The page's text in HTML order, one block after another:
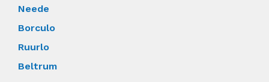
Neede
Borculo
Ruurlo
Beltrum